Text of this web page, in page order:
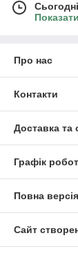
Про нас
Контакти
Доставка та
Графік
Повна
Сайт